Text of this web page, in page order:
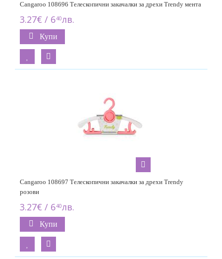
Cangaroo 108696 Телескопични закачалки за дрехи Trendy мента
3.27€ / 640лв.
Купи
Cangaroo 108697 Телескопични закачалки за дрехи Trendy
розови
3.27€ / 640лв.
Купи